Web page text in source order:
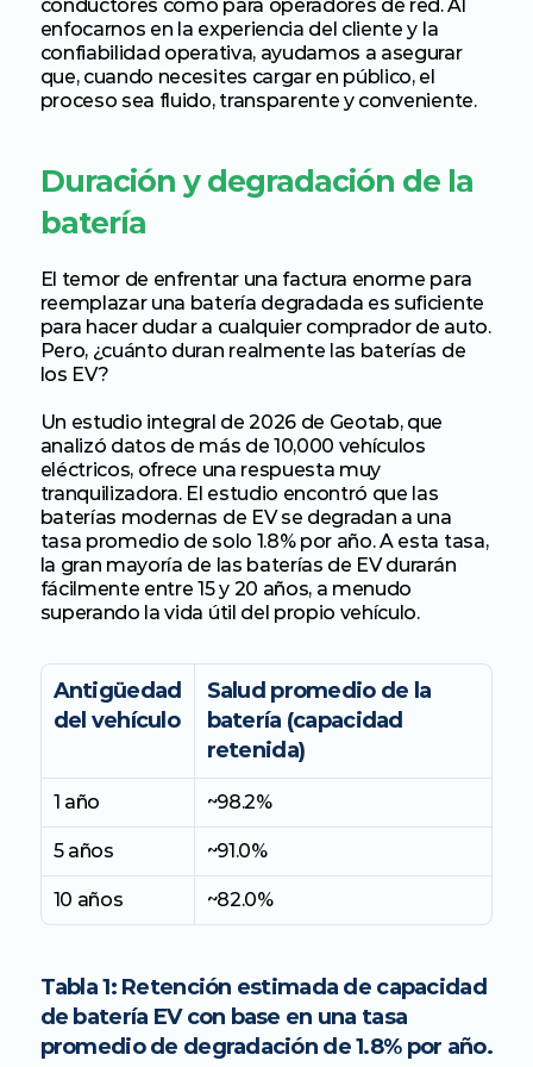
conductores como para operadores de red. Al
enfocarnos en la experiencia del cliente y la
confiabilidad operativa, ayudamos a asegurar
que, cuando necesites cargar en público, el
proceso sea fluido, transparente y conveniente.
Duración y degradación de la
batería
El temor de enfrentar una factura enorme para
reemplazar una batería degradada es suficiente
para hacer dudar a cualquier comprador de auto.
Pero, ¿cuánto duran realmente las baterías de
los EV?
Un estudio integral de 2026 de Geotab, que
analizó datos de más de 10,000 vehículos
eléctricos, ofrece una respuesta muy
tranquilizadora. El estudio encontró que las
baterías modernas de EV se degradan a una
tasa promedio de solo 1.8% por año. A esta tasa,
la gran mayoría de las baterías de EV durarán
fácilmente entre 15 y 20 años, a menudo
superando la vida útil del propio vehículo.
Antigüedad
del vehículo
Salud promedio de la
batería (capacidad
retenida)
1 año ~98.2%
5 años ~91.0%
10 años ~82.0%
Tabla 1: Retención estimada de capacidad
de batería EV con base en una tasa
promedio de degradación de 1.8% por año.